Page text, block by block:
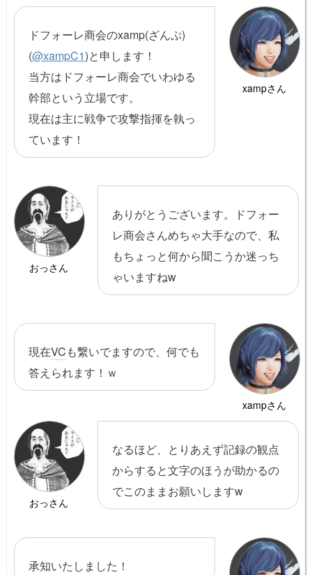
xampさん
ドフォーレ商会のxamp(ざんぷ)
(@xampC1)と申します！
当方はドフォーレ商会でいわゆる
幹部という立場です。
現在は主に戦争で攻撃指揮を執っ
ています！
おっさん
ありがとうございます。ドフォー
レ商会さんめちゃ大手なので、私
もちょっと何から聞こうか迷っち
ゃいますねw
xampさん
現在VCも繋いでますので、何でも
答えられます！ｗ
おっさん
なるほど、とりあえず記録の観点
からすると文字のほうが助かるの
でこのままお願いしますw
承知いたしました！